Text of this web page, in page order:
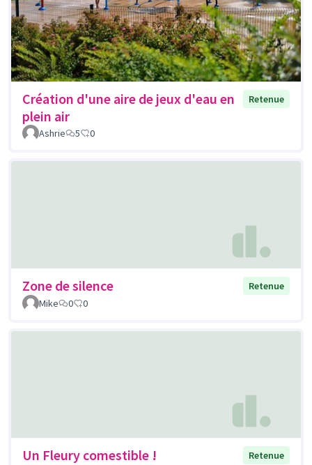
Création d'une aire de jeux d'eau en
plein air
Retenue
Ashrie 5 0
Zone de silence
Retenue
Mike
0 0
Un Fleury comestible !
Retenue